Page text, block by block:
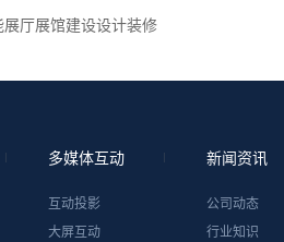
展厅展馆建设设计装修
多媒体互动
互动投影
大屏互动
新闻资讯
公司动态
行业知识